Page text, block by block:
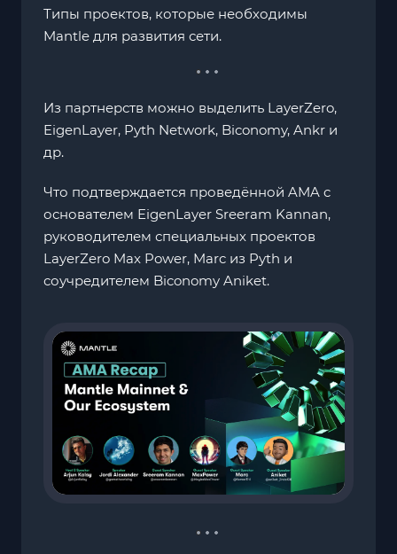
Типы проектов, которые необходимы
Mantle для развития сети.
Из партнерств можно выделить LayerZero,
EigenLayer, Pyth Network, Biconomy, Ankr и
др.
Что подтверждается проведённой AMA c
основателем EigenLayer Sreeram Kannan,
руководителем специальных проектов
LayerZero Max Power, Marc из Pyth и
соучредителем Biconomy Aniket.